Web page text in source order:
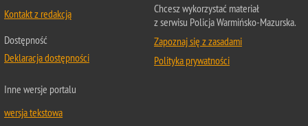
Kontakt z redakcją
Dostępność
Deklaracja dostępności
Chcesz wykorzystać materiał
z serwisu Policja Warmińsko-Mazurska.
Zapoznaj się z zasadami
Polityka prywatności
Inne wersje portalu
wersja tekstowa